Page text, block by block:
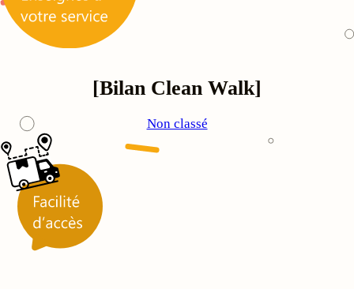
[Bilan Clean Walk]
Non classé